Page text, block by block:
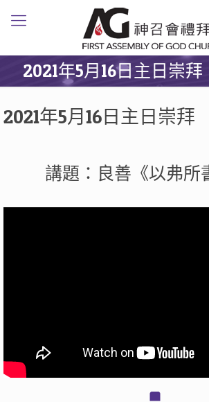
2021年5月16日主日崇拜
2021年5月16日主日崇拜
講題：良善《以弗所